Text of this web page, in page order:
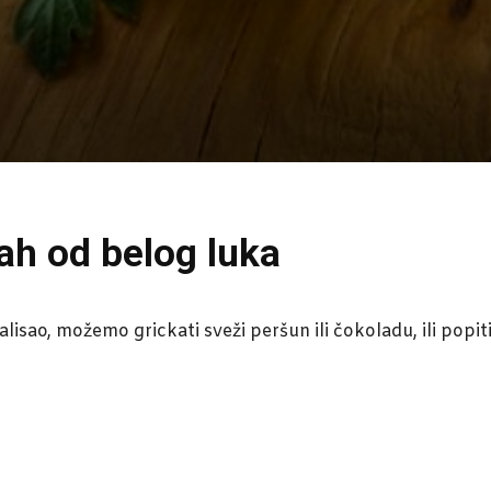
od belog luka
možemo grickati sveži peršun ili čokoladu, ili